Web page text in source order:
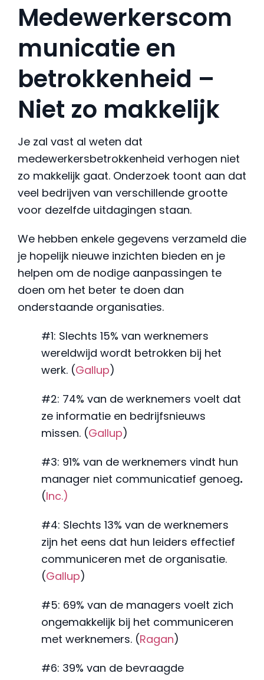
Medewerkerscom
municatie en
betrokkenheid –
Niet zo makkelijk
Je zal vast al weten dat
medewerkersbetrokkenheid verhogen niet
zo makkelijk gaat. Onderzoek toont aan dat
veel bedrijven van verschillende grootte
voor dezelfde uitdagingen staan.
We hebben enkele gegevens verzameld die
je hopelijk nieuwe inzichten bieden en je
helpen om de nodige aanpassingen te
doen om het beter te doen dan
onderstaande organisaties.
#1: Slechts 15% van werknemers
wereldwijd wordt betrokken bij het
werk. (Gallup)
#2: 74% van de werknemers voelt dat
ze informatie en bedrijfsnieuws
missen. (Gallup)
#3: 91% van de werknemers vindt hun
manager niet communicatief genoeg.
(Inc.)
#4: Slechts 13% van de werknemers
zijn het eens dat hun leiders effectief
communiceren met de organisatie.
(Gallup)
#5: 69% van de managers voelt zich
ongemakkelijk bij het communiceren
met werknemers. (Ragan)
#6: 39% van de bevraagde